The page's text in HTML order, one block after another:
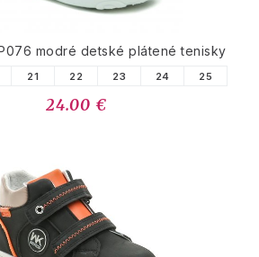
modré detské plátené tenisky
21 22 23 24 25
24.00 €